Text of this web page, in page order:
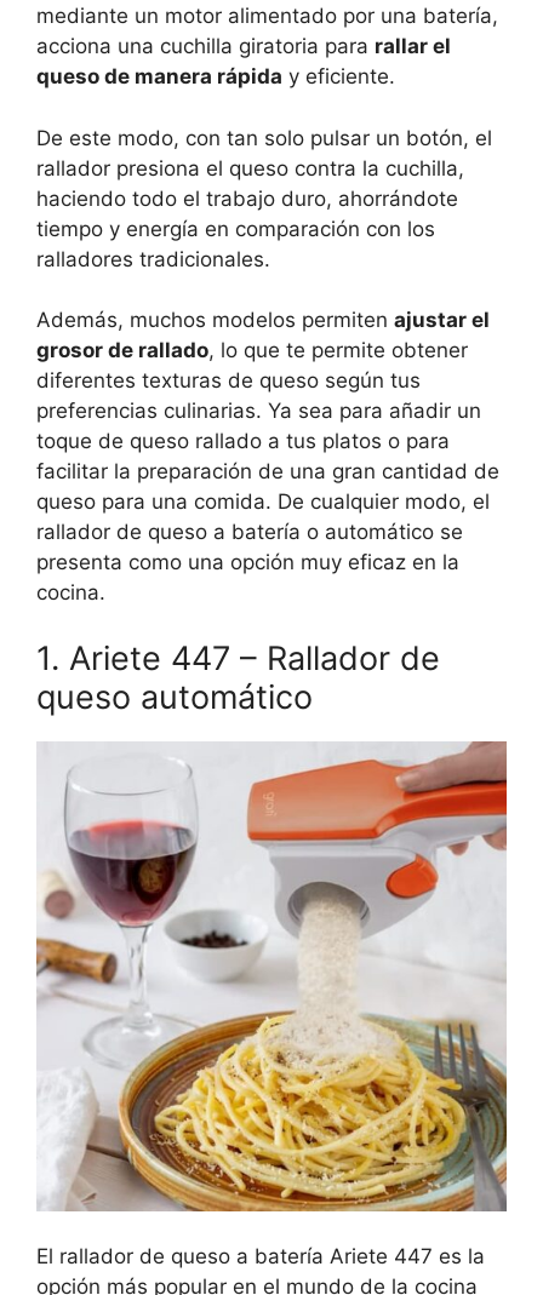
mediante un motor alimentado por una batería,
acciona una cuchilla giratoria para rallar el
queso de manera rápida y eficiente.
De este modo, con tan solo pulsar un botón, el
rallador presiona el queso contra la cuchilla,
haciendo todo el trabajo duro, ahorrándote
tiempo y energía en comparación con los
ralladores tradicionales.
Además, muchos modelos permiten ajustar el
grosor de rallado, lo que te permite obtener
diferentes texturas de queso según tus
preferencias culinarias. Ya sea para añadir un
toque de queso rallado a tus platos o para
facilitar la preparación de una gran cantidad de
queso para una comida. De cualquier modo, el
rallador de queso a batería o automático se
presenta como una opción muy eficaz en la
cocina.
1. Ariete 447 – Rallador de
queso automático
El rallador de queso a batería Ariete 447 es la
opción más popular en el mundo de la cocina